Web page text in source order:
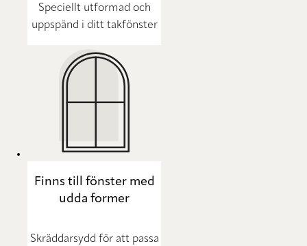
Speciellt utformad och
uppspänd i ditt takfönster
Finns till fönster med
udda former
Skräddarsydd för att passa